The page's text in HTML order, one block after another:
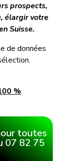
prospects,
élargir votre
Suisse.
de données
%
toutes
07 82 75